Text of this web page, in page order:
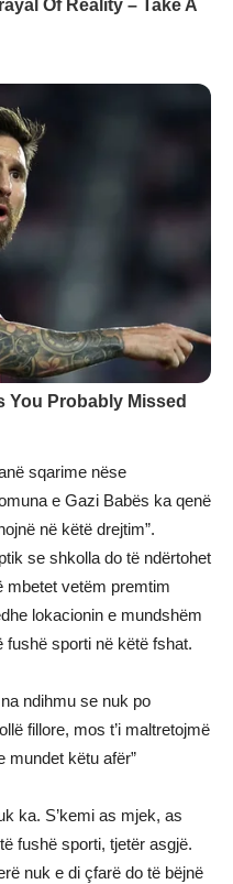
sqarime nëse
e Gazi Babës ka qenë
në këtë drejtim”.
se shkolla do të ndërtohet
mbetet vetëm premtim
lokacionin e mundshëm
fushë sporti në këtë fshat.
ndihmu se nuk po
fillore, mos t’i maltretojmë
mundet këtu afër”
ka. S’kemi as mjek, as
fushë sporti, tjetër asgjë.
nuk e di çfarë do të bëjnë